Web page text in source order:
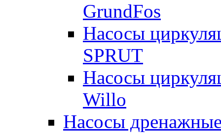
GrundFos
Насосы
SPRUT
Насосы
Willo
Насосы